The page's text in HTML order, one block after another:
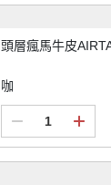
頭層瘋馬牛皮
咖